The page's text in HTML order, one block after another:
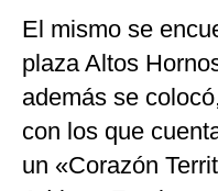
El mismo se
plaza Altos
además se
con los que
un «Corazón